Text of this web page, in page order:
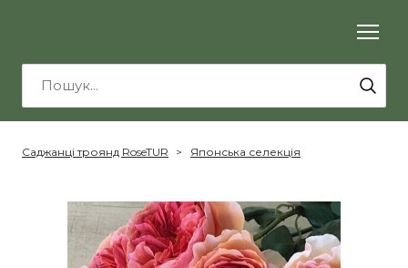
Саджанці троянд RoseTUR Японська селекція